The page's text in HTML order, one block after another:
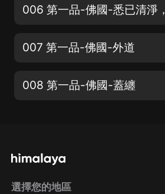
006 第一品-佛國-悉已清淨
007 第一品-佛國-外道
008 第一品-佛國-蓋纏
選擇您的地區